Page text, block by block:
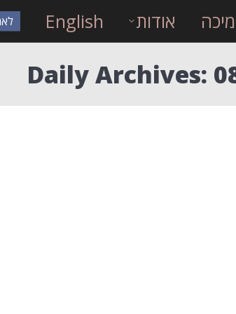
אודות English
Daily Archives: